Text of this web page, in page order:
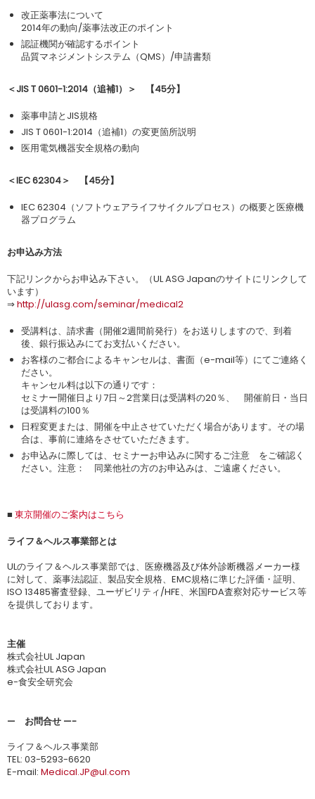
改正薬事法について
2014年の動向/薬事法改正のポイント
認証機関が確認するポイント
品質マネジメントシステム（QMS）/申請書類
＜JIS T 0601-1:2014（追補1）＞ 【45分】
薬事申請とJIS規格
JIS T 0601-1:2014（追補1）の変更箇所説明
医用電気機器安全規格の動向
＜IEC 62304＞ 【45分】
IEC 62304（ソフトウェアライフサイクルプロセス）の概要と医療機
器プログラム
お申込み方法
下記リンクからお申込み下さい。（UL ASG Japanのサイトにリンクして
います）
⇒http://ulasg.com/seminar/medical2
受講料は、請求書（開催2週間前発行）をお送りしますので、到着
後、銀行振込みにてお支払いください。
お客様のご都合によるキャンセルは、書面（e-mail等）にてご連絡く
ださい。
キャンセル料は以下の通りです：
セミナー開催日より7日～2営業日は受講料の20％、 開催前日・当日
は受講料の100％
日程変更または、開催を中止させていただく場合があります。その場
合は、事前に連絡をさせていただきます。
お申込みに際しては、セミナーお申込みに関するご注意 をご確認く
ださい。注意： 同業他社の方のお申込みは、ご遠慮ください。
■ 東京開催のご案内はこちら
ライフ＆ヘルス事業部とは
ULのライフ＆ヘルス事業部では、医療機器及び体外診断機器メーカー様
に対して、薬事法認証、製品安全規格、EMC規格に準じた評価・証明、
ISO 13485審査登録、ユーザビリティ/HFE、米国FDA査察対応サービス等
を提供しております。
主催
株式会社UL Japan
株式会社UL ASG Japan
e-食安全研究会
— お問合せ —-
ライフ＆ヘルス事業部
TEL: 03-5293-6620
E-mail: Medical.JP@ul.com